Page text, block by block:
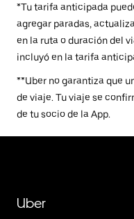
*Tu tarifa anticipada
agregar paradas,
en la ruta o duración del
incluyó en la tarifa
**Uber no garantiza que
de viaje. Tu viaje se
de tu socio de la App.
Uber